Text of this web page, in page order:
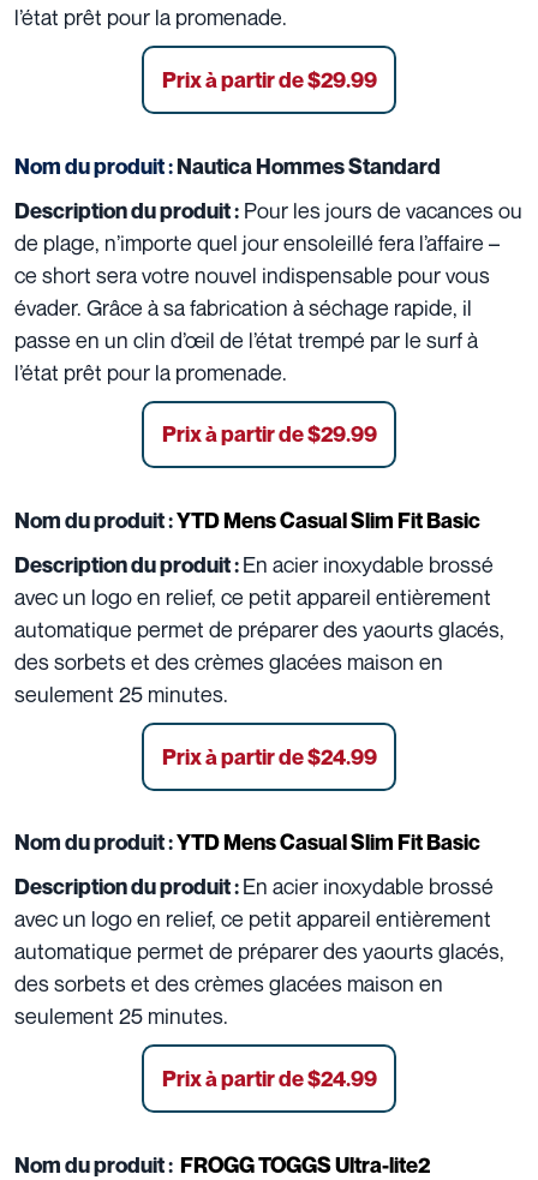
l’état prêt pour la promenade.
Prix à partir de $29.99
Nom du produit :Nautica Hommes Standard
Description du produit : Pour les jours de vacances ou
de plage, n’importe quel jour ensoleillé fera l’affaire –
ce short sera votre nouvel indispensable pour vous
évader. Grâce à sa fabrication à séchage rapide, il
passe en un clin d’œil de l’état trempé par le surf à
l’état prêt pour la promenade.
Prix à partir de $29.99
Nom du produit :YTD Mens Casual Slim Fit Basic
Description du produit :En acier inoxydable brossé
avec un logo en relief, ce petit appareil entièrement
automatique permet de préparer des yaourts glacés,
des sorbets et des crèmes glacées maison en
seulement 25 minutes.
Prix à partir de $24.99
Nom du produit :YTD Mens Casual Slim Fit Basic
Description du produit :En acier inoxydable brossé
avec un logo en relief, ce petit appareil entièrement
automatique permet de préparer des yaourts glacés,
des sorbets et des crèmes glacées maison en
seulement 25 minutes.
Prix à partir de $24.99
Nom du produit : FROGG TOGGS Ultra-lite2